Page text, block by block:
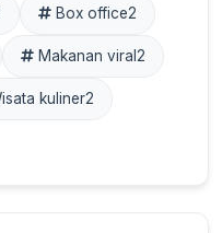
Box office2
Makanan viral 2
kuliner2